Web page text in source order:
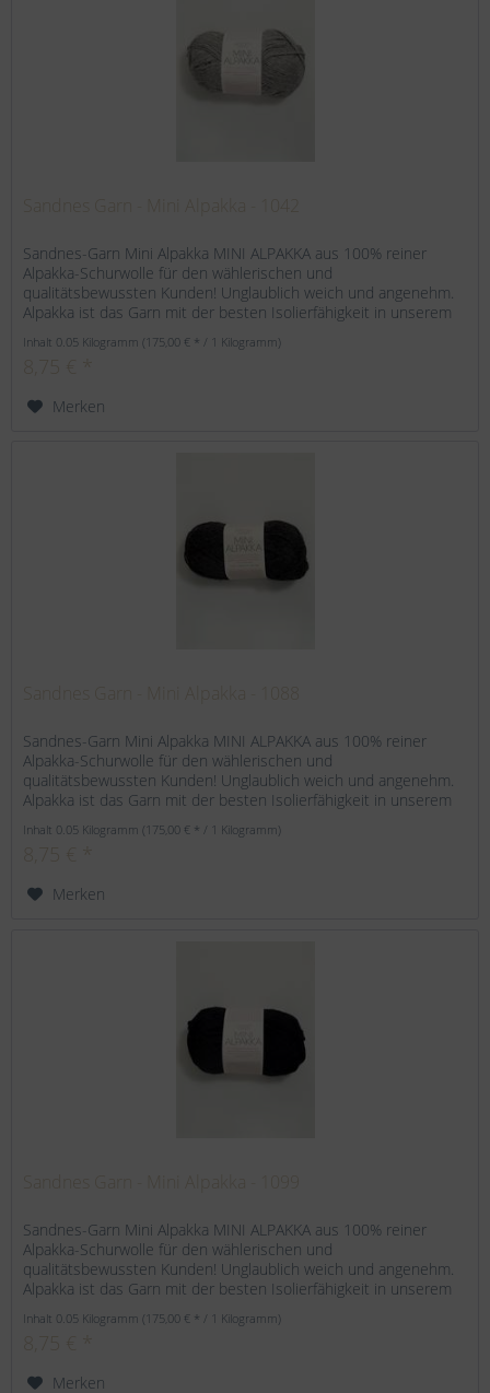
Sandnes-Garn Mini Alpakka MINI ALPAKKA aus 100% reiner
Alpakka-Schurwolle für den wählerischen und
qualitätsbewussten Kunden! Unglaublich weich und angenehm.
Alpakka ist das Garn mit der besten Isolierfähigkeit in unserem
Inhalt 0.05 Kilogramm(175,00 € * / 1 Kilogramm)
Merken
Sandnes-Garn Mini Alpakka MINI ALPAKKA aus 100% reiner
Alpakka-Schurwolle für den wählerischen und
qualitätsbewussten Kunden! Unglaublich weich und angenehm.
Alpakka ist das Garn mit der besten Isolierfähigkeit in unserem
Inhalt 0.05 Kilogramm(175,00 € * / 1 Kilogramm)
Merken
Sandnes-Garn Mini Alpakka MINI ALPAKKA aus 100% reiner
Alpakka-Schurwolle für den wählerischen und
qualitätsbewussten Kunden! Unglaublich weich und angenehm.
Alpakka ist das Garn mit der besten Isolierfähigkeit in unserem
Inhalt 0.05 Kilogramm(175,00 € * / 1 Kilogramm)
Merken